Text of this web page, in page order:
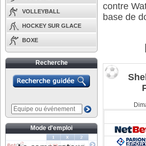
VOLLEYBALL
HOCKEY SUR GLACE
BOXE
Recherche
Mode d'emploi
contre
base de